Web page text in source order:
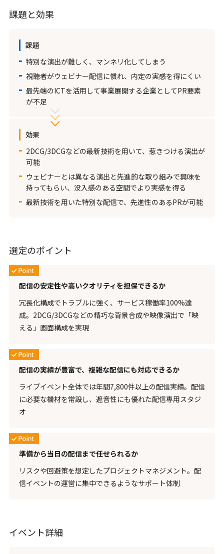
課題と効果
課題
特別な演出が難しく、マンネリ化してしまう
視聴者がウェビナー配信に慣れ、内定の実感を得にくい
最先端のICTを活用して事業展開する企業としてPR要素
が不足
効果
2DCG/3DCGなどの最新技術を用いて、惹きつける演出が
可能
ウェビナーとは異なる演出と先進的な取り組みで興味を
持ってもらい、没入感のある空間でより実感を得る
最新技術を用いた特別な配信で、先進性のあるPRが可能
選定のポイント
配信の安定性や高いクオリティを担保できるか
冗長化構成でトラブルに強く、サービス稼働率100%達
成。2DCG/3DCGなどの精巧な背景合成や映像演出で「映
える」画面構成を実現
配信の実績が豊富で、複雑な配信にも対応できるか
ライブイベント全体では年間7,800件以上の配信実績。配信
に必要な機材を常設し、遮音性にも優れた配信専用スタジ
オ
準備から当日の配信まで任せられるか
リスクや回避策を想定したプロジェクトマネジメント。配
信イベントの運営に集中できるようなサポート体制
イベント詳細